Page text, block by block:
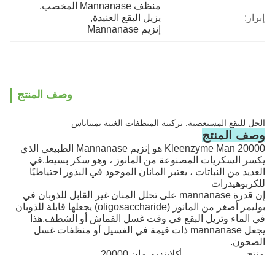
إبراز:
منظف ​​Mannanase المخصب
,
يزيل البقع العنيدة,
إنزيم Mannanase
وصف المنتج
الحل للبقع المستعصية: تركيبة المنظفات الغنية بميناناس
وصف المنتج
Kleenzyme Man 20000 هو إنزيم Mannanase الطبيعي الذي
يكسر السكريات المصنوعة من المانوز ، وهو سكر بسيط.في
العديد من النباتات ، يعتبر المانان الموجود في البذور احتياطيًا
للكربوهيدرات
إن قدرة mannanase على تحلل المنان غير القابل للذوبان في
بوليمر أصغر من المانوز (oligosaccharide) يجعلها قابلة للذوبان
في الماء وتزيل البقع في وقت غسل القماش أو الشطف.هذا
يجعل mannanase ذات قيمة في الغسيل أو منظفات غسل
الصحون.